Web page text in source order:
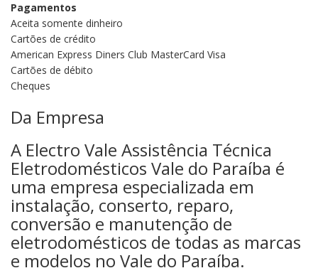
Pagamentos
Aceita somente dinheiro
Cartões de crédito
American Express Diners Club MasterCard Visa
Cartões de débito
Cheques
Da Empresa
A Electro Vale Assistência Técnica
Eletrodomésticos Vale do Paraíba é
uma empresa especializada em
instalação, conserto, reparo,
conversão e manutenção de
eletrodomésticos de todas as marcas
e modelos no Vale do Paraíba.